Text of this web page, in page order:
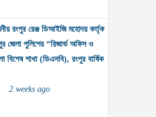
রংপুর রেঞ্জ ডিআইজি মহোদয় কর্তৃক
জেলা পুলিশের “রিজার্ভ অফিস ও
বিশেষ শাখা (ডিএসবি), রংপুর বার্ষিক
2 weeks ago